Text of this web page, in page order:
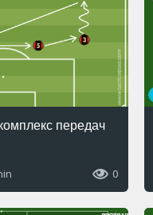
передач
0